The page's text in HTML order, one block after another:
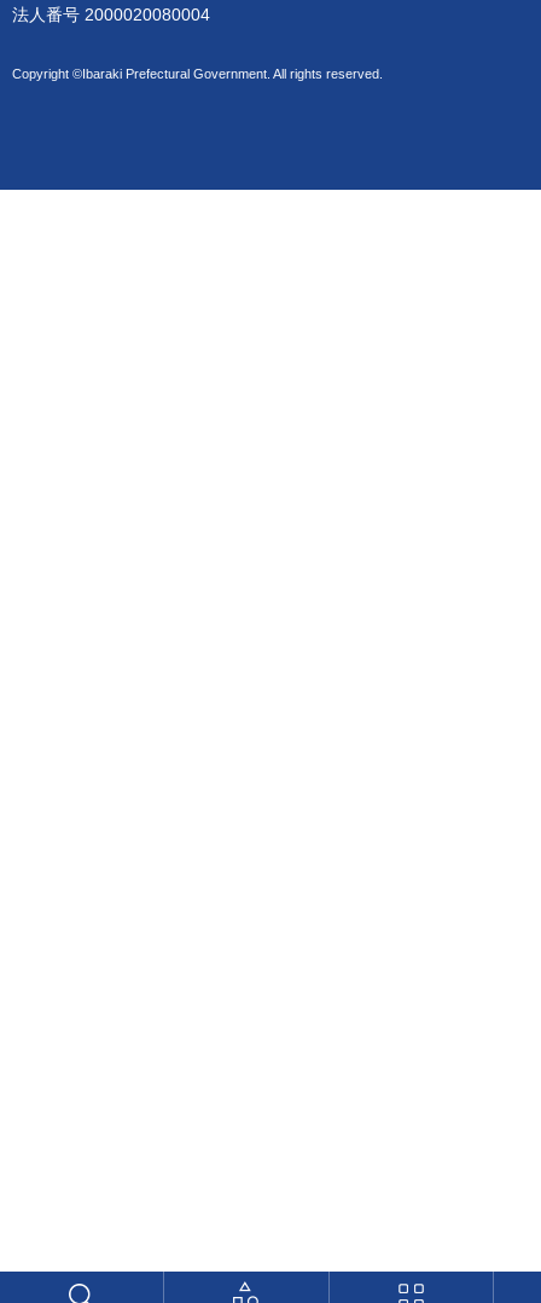
法人番号 2000020080004
Copyright ©Ibaraki Prefectural Government. All rights reserved.